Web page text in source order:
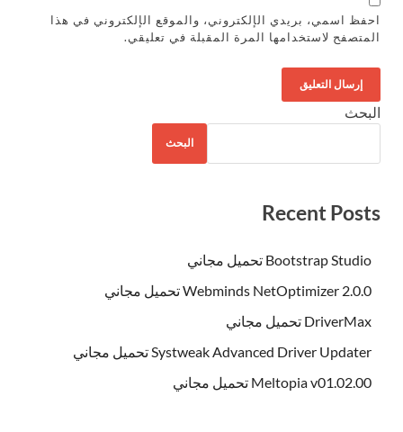
احفظ اسمي، بريدي الإلكتروني، والموقع الإلكتروني في هذا
المتصفح لاستخدامها المرة المقبلة في تعليقي.
البحث
البحث
Recent Posts
Bootstrap Studio تحميل مجاني
Webminds NetOptimizer 2.0.0 تحميل مجاني
DriverMax تحميل مجاني
Systweak Advanced Driver Updater تحميل مجاني
Meltopia v01.02.00 تحميل مجاني